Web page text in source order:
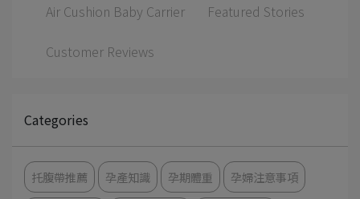
Air Cushion Baby Carrier Featured Stories
Customer Reviews
Categories
托腹帶推薦 孕產知識 孕期體重 孕婦注意事項